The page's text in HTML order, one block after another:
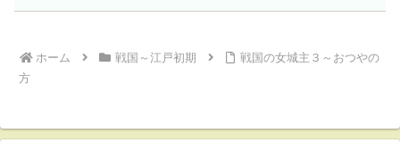
ホーム 戦国～江戸初期
戦国の女城主３～おつやの
方